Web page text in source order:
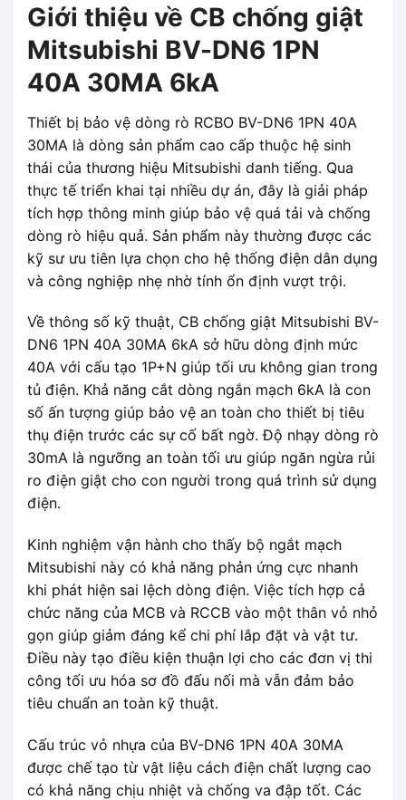
Giới thiệu về CB chống giật
Mitsubishi BV-DN6 1PN
40A 30MA 6kA
Thiết bị bảo vệ dòng rò RCBO BV-DN6 1PN 40A
30MA là dòng sản phẩm cao cấp thuộc hệ sinh
thái của thương hiệu Mitsubishi danh tiếng. Qua
thực tế triển khai tại nhiều dự án, đây là giải pháp
tích hợp thông minh giúp bảo vệ quá tải và chống
dòng rò hiệu quả. Sản phẩm này thường được các
kỹ sư ưu tiên lựa chọn cho hệ thống điện dân dụng
và công nghiệp nhẹ nhờ tính ổn định vượt trội.
Về thông số kỹ thuật, CB chống giật Mitsubishi BV-
DN6 1PN 40A 30MA 6kA sở hữu dòng định mức
40A với cấu tạo 1P+N giúp tối ưu không gian trong
tủ điện. Khả năng cắt dòng ngắn mạch 6kA là con
số ấn tượng giúp bảo vệ an toàn cho thiết bị tiêu
thụ điện trước các sự cố bất ngờ. Độ nhạy dòng rò
30mA là ngưỡng an toàn tối ưu giúp ngăn ngừa rủi
ro điện giật cho con người trong quá trình sử dụng
điện.
Kinh nghiệm vận hành cho thấy bộ ngắt mạch
Mitsubishi này có khả năng phản ứng cực nhanh
khi phát hiện sai lệch dòng điện. Việc tích hợp cả
chức năng của MCB và RCCB vào một thân vỏ nhỏ
gọn giúp giảm đáng kể chi phí lắp đặt và vật tư.
Điều này tạo điều kiện thuận lợi cho các đơn vị thi
công tối ưu hóa sơ đồ đấu nối mà vẫn đảm bảo
tiêu chuẩn an toàn kỹ thuật.
Cấu trúc vỏ nhựa của BV-DN6 1PN 40A 30MA
được chế tạo từ vật liệu cách điện chất lượng cao
có khả năng chịu nhiệt và chống va đập tốt. Các